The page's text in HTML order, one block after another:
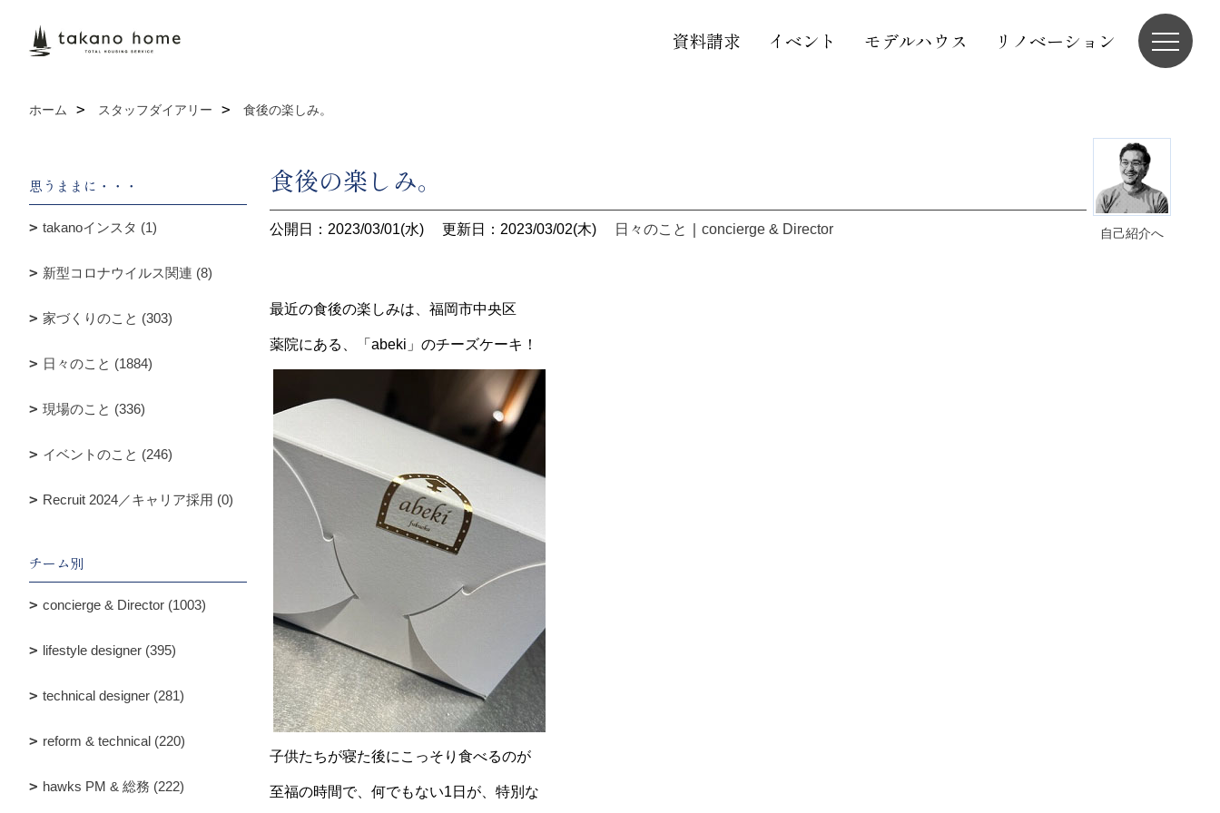
資料請求 イベント モデルハウス リノベーション
ホーム スタッフダイアリー 食後の楽しみ。
自己紹介へ
食後の楽しみ。
公開日：2023/03/01(水) 更新日：2023/03/02(木) 日々のこと concierge & Director
最近の食後の楽しみは、福岡市中央区
薬院にある、「abeki」のチーズケーキ！
子供たちが寝た後にこっそり食べるのが
至福の時間で、何でもない1日が、特別な
思うままに・・・
takanoインスタ (1)
新型コロナウイルス関連 (8)
家づくりのこと (303)
日々のこと (1884)
現場のこと (336)
イベントのこと (246)
Recruit 2024／キャリア採用 (0)
チーム別
concierge & Director (1003)
lifestyle designer (395)
technical designer (281)
reform & technical (220)
hawks PM & 総務 (222)